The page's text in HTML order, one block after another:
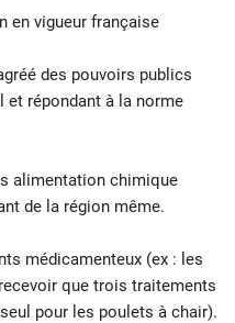
en vigueur française
des pouvoirs publics
et répondant à la norme
alimentation chimique
de la région même.
médicamenteux (ex : les
que trois traitements
pour les poulets à chair).